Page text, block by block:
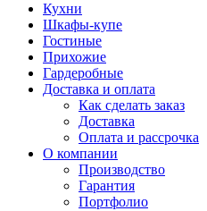
Кухни
Шкафы-купе
Гостиные
Прихожие
Гардеробные
Доставка и оплата
Как сделать заказ
Доставка
Оплата и рассрочка
О компании
Производство
Гарантия
Портфолио